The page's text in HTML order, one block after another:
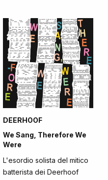
DEERHOOF
We Sang, Therefore We
Were
L'esordio solista del mitico
batterista dei Deerhoof